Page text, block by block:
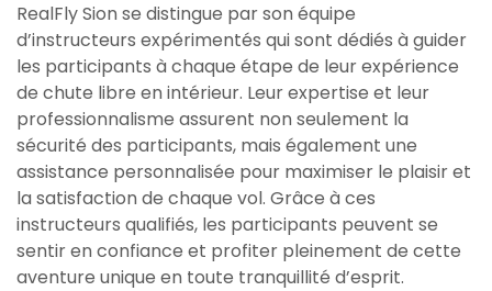
RealFly Sion se distingue par son équipe
d’instructeurs expérimentés qui sont dédiés à guider
les participants à chaque étape de leur expérience
de chute libre en intérieur. Leur expertise et leur
professionnalisme assurent non seulement la
sécurité des participants, mais également une
assistance personnalisée pour maximiser le plaisir et
la satisfaction de chaque vol. Grâce à ces
instructeurs qualifiés, les participants peuvent se
sentir en confiance et profiter pleinement de cette
aventure unique en toute tranquillité d’esprit.